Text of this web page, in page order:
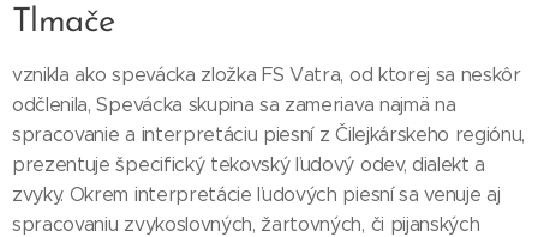
Tlmače
vznikla ako spevácka zložka FS Vatra, od ktorej sa neskôr
odčlenila, Spevácka skupina sa zameriava najmä na
spracovanie a interpretáciu piesní z Čilejkárskeho regiónu,
prezentuje špecifický tekovský ľudový odev, dialekt a
zvyky. Okrem interpretácie ľudových piesní sa venuje aj
spracovaniu zvykoslovných, žartovných, či pijanských